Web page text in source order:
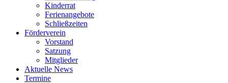
Kinderrat
Ferienangebote
Schließzeiten
Förderverein
Vorstand
Satzung
Mitglieder
Aktuelle News
Termine